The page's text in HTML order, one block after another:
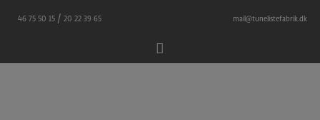
46 75 50 15/ 20 22 39 65 mail@tunelistefabrik.dk